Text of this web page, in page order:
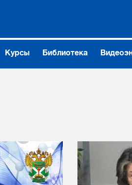
Курсы Библиотека